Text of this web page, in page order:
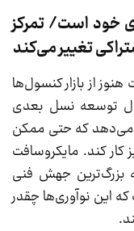
خود است/ تمرکز
تغییر می‌کند
هنوز از بازار کنسول‌ها
توسعه‌ نسل بعدی
که حتی ممکن
کند. مایکروسافت
بزرگ‌ترین جهش فنی
این نوآوری‌ها چقدر